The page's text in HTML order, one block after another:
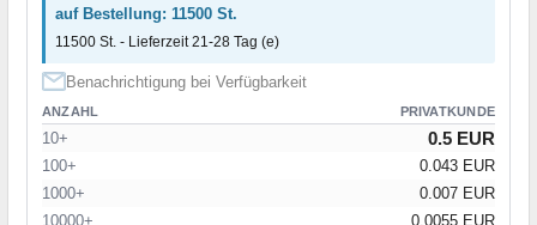
auf Bestellung: 11500 St.
11500 St. - Lieferzeit 21-28 Tag (e)
Benachrichtigung bei Verfügbarkeit
ANZAHL PRIVATKUNDE
10+ 0.5 EUR
100+
0.043 EUR
1000+
0.007 EUR
10000+
0.0055 EUR